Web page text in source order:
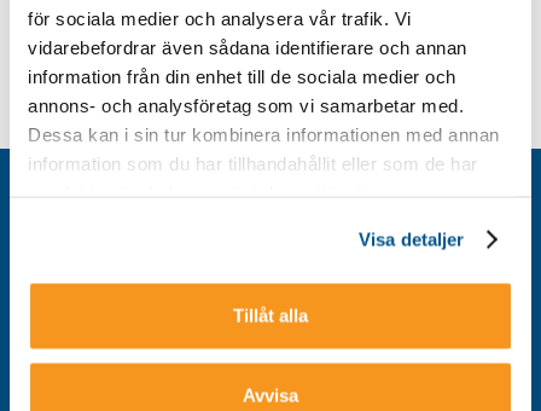
för sociala medier och analysera vår trafik. Vi
vidarebefordrar även sådana identifierare och annan
information från din enhet till de sociala medier och
annons- och analysföretag som vi samarbetar med.
Dessa kan i sin tur kombinera informationen med annan
information som du har tillhandahållit eller som de har
Visa detaljer
Tillåt alla
Avvisa
Tillgänglighet